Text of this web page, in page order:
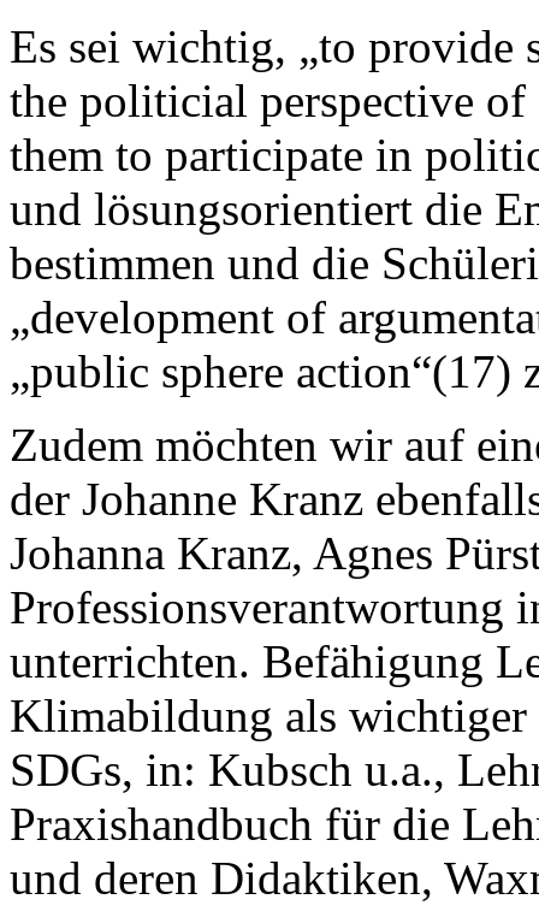
Es sei wichtig, „to provide
the politicial perspective of
them to participate in
und lösungsorientiert die
bestimmen und die
„development of
„public sphere action“(17)
Zudem möchten wir auf
der Johanne Kranz
Johanna Kranz, Agnes
Professionsverantwortung
unterrichten. Befähigung
Klimabildung als wichtiger
SDGs, in: Kubsch u.a.,
Praxishandbuch für die
und deren Didaktiken,